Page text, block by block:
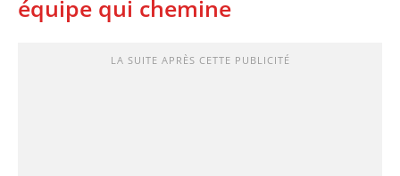
équipe qui chemine
LA SUITE APRÈS CETTE PUBLICITÉ